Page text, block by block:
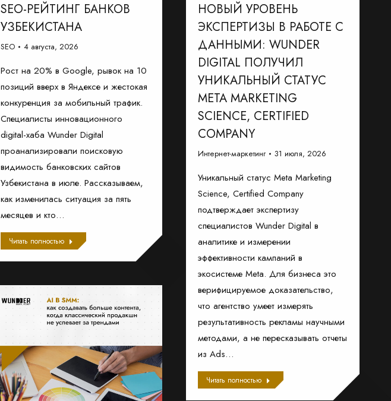
SEO-РЕЙТИНГ БАНКОВ
УЗБЕКИСТАНА
SEO 4 августа, 2026
Рост на 20% в Google, рывок на 10
позиций вверх в Яндексе и жестокая
конкуренция за мобильный трафик.
Специалисты инновационного
digital-хаба Wunder Digital
проанализировали поисковую
видимость банковских сайтов
Узбекистана в июле. Рассказываем,
как изменилась ситуация за пять
месяцев и кто…
Читать полностью
НОВЫЙ УРОВЕНЬ
ЭКСПЕРТИЗЫ В РАБОТЕ С
ДАННЫМИ: WUNDER
DIGITAL ПОЛУЧИЛ
УНИКАЛЬНЫЙ СТАТУС
META MARKETING
SCIENCE, CERTIFIED
COMPANY
Интернет-маркетинг 31 июля, 2026
Уникальный статус Meta Marketing
Science, Certified Company
подтверждает экспертизу
специалистов Wunder Digital в
аналитике и измерении
эффективности кампаний в
экосистеме Meta. Для бизнеса это
верифицируемое доказательство,
что агентство умеет измерять
результативность рекламы научными
методами, а не пересказывать отчеты
из Ads…
Читать полностью